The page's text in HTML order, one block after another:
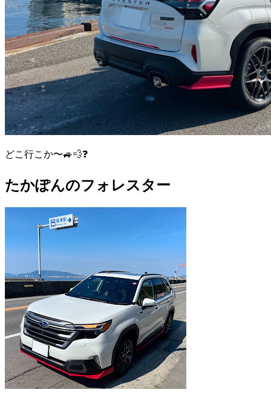
どこ行こか〜🚙💨❓
たかぽんのフォレスター